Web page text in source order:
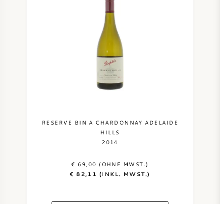
RESERVE BIN A CHARDONNAY ADELAIDE
HILLS
2014
€ 69,00 (OHNE MWST.)
€ 82,11 (INKL. MWST.)